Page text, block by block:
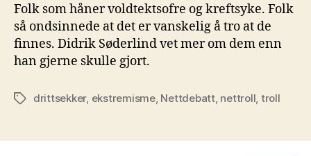
Folk som håner voldtektsofre og kreftsyke. Folk
så ondsinnede at det er vanskelig å tro at de
finnes. Didrik Søderlind vet mer om dem enn
han gjerne skulle gjort.
Stikkorddrittsekker, ekstremisme, Nettdebatt, nettroll troll